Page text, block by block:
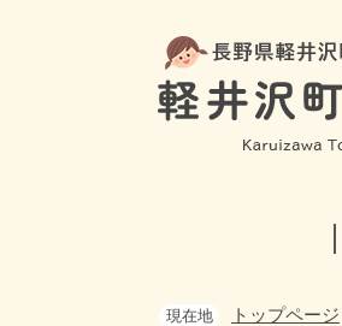
現在地 トップページ